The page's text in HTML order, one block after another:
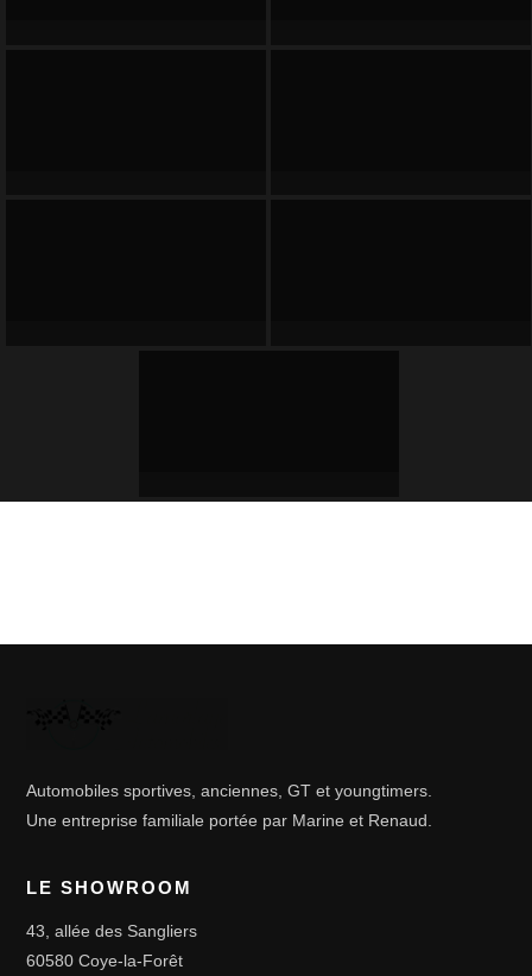
Automobiles sportives, anciennes, GT et youngtimers.
Une entreprise familiale portée par Marine et Renaud.
LE SHOWROOM
43, allée des Sangliers
60580 Coye-la-Forêt